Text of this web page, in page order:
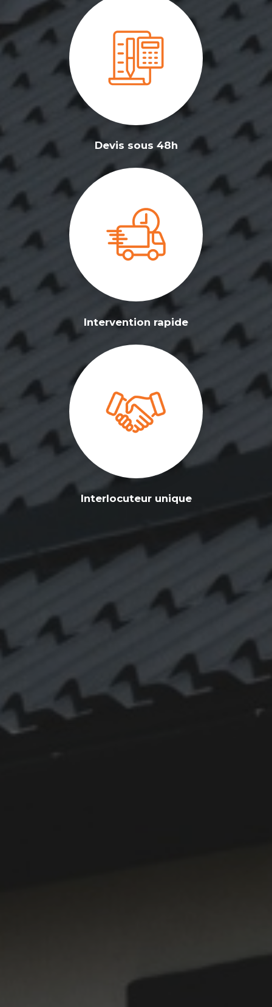
Devis sous 48h
Intervention rapide
Interlocuteur unique